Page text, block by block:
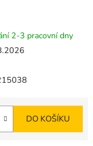
2-3 pracovní dny
DO KOŠÍKU